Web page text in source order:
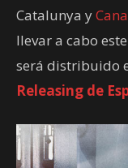
Catalunya y
llevar a cabo
será distribuido
Releasing de